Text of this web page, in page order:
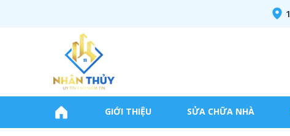
GIỚI THIỆU SỬA CHỮA NHÀ